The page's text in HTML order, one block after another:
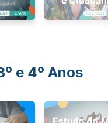
e 4º Anos